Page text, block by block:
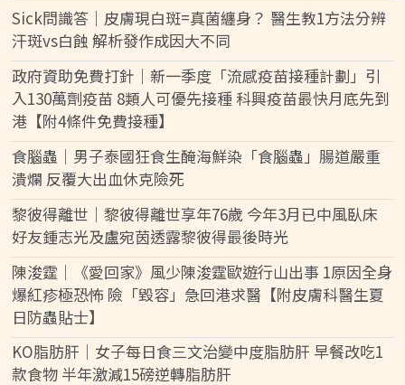
Sick問識答｜皮膚現白斑=真菌纏身？ 醫生教1方法分辨
汗斑vs白蝕 解析發作成因大不同
政府資助免費打針｜新一季度「流感疫苗接種計劃」引
入130萬劑疫苗 8類人可優先接種 科興疫苗最快月底先到
港【附4條件免費接種】
食腦蟲｜男子泰國狂食生醃海鮮染「食腦蟲」腸道嚴重
潰爛 反覆大出血休克險死
黎彼得離世｜黎彼得離世享年76歲 今年3月已中風臥床
好友鍾志光及盧宛茵透露黎彼得最後時光
陳浚霆｜《愛回家》風少陳浚霆歐遊行山出事 1原因全身
爆紅疹極恐怖 險「毀容」急回港求醫【附皮膚科醫生夏
日防蟲貼士】
KO脂肪肝｜女子每日食三文治變中度脂肪肝 早餐改吃1
款食物 半年激減15磅逆轉脂肪肝